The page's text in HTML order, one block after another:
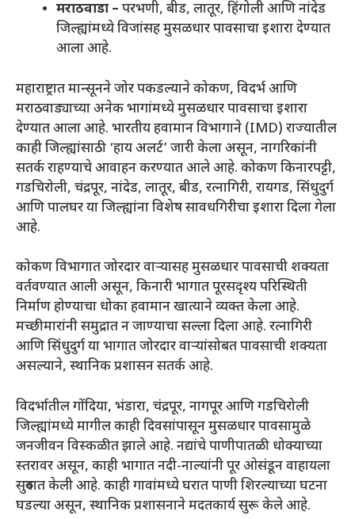
मराठवाडा – परभणी, बीड, लातूर, हिंगोली आणि नांदेड
जिल्ह्यांमध्ये विजांसह मुसळधार पावसाचा इशारा देण्यात
आला आहे.
महाराष्ट्रात मान्सूनने जोर पकडल्याने कोकण, विदर्भ आणि
मराठवाड्याच्या अनेक भागांमध्ये मुसळधार पावसाचा इशारा
देण्यात आला आहे. भारतीय हवामान विभागाने (IMD) राज्यातील
काही जिल्ह्यांसाठी ‘हाय अलर्ट’ जारी केला असून, नागरिकांनी
सतर्क राहण्याचे आवाहन करण्यात आले आहे. कोकण किनारपट्टी,
गडचिरोली, चंद्रपूर, नांदेड, लातूर, बीड, रत्नागिरी, रायगड, सिंधुदुर्ग
आणि पालघर या जिल्ह्यांना विशेष सावधगिरीचा इशारा दिला गेला
आहे.
कोकण विभागात जोरदार वाऱ्यासह मुसळधार पावसाची शक्यता
वर्तवण्यात आली असून, किनारी भागात पूरसदृश्य परिस्थिती
निर्माण होण्याचा धोका हवामान खात्याने व्यक्त केला आहे.
मच्छीमारांनी समुद्रात न जाण्याचा सल्ला दिला आहे. रत्नागिरी
आणि सिंधुदुर्ग या भागात जोरदार वाऱ्यांसोबत पावसाची शक्यता
असल्याने, स्थानिक प्रशासन सतर्क आहे.
विदर्भातील गोंदिया, भंडारा, चंद्रपूर, नागपूर आणि गडचिरोली
जिल्ह्यांमध्ये मागील काही दिवसांपासून मुसळधार पावसामुळे
जनजीवन विस्कळीत झाले आहे. नद्यांचे पाणीपातळी धोक्याच्या
स्तरावर असून, काही भागात नदी-नाल्यांनी पूर ओसंडून वाहायला
सुरुवात केली आहे. काही गावांमध्ये घरात पाणी शिरल्याच्या घटना
घडल्या असून, स्थानिक प्रशासनाने मदतकार्य सुरू केले आहे.